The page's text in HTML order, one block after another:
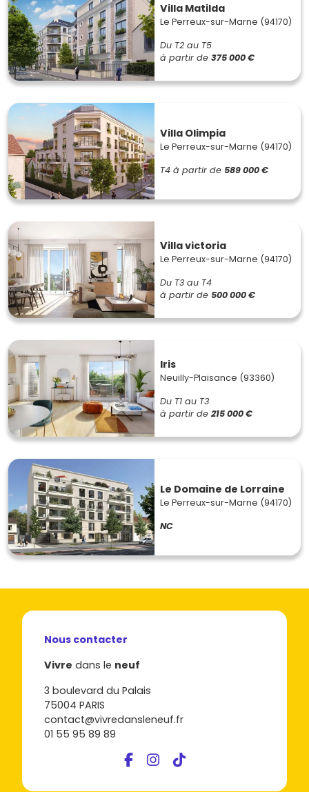
Villa Matilda
Le Perreux-sur-Marne (94170)
Du T2 au T5
à partir de 375 000 €
Villa Olimpia
Le Perreux-sur-Marne (94170)
T4 à partir de 589 000 €
Villa victoria
Le Perreux-sur-Marne (94170)
Du T3 au T4
à partir de 500 000 €
Iris
Neuilly-Plaisance (93360)
Du T1 au T3
à partir de 215 000 €
Le Domaine de Lorraine
Le Perreux-sur-Marne (94170)
NC
Nous contacter
Vivre dans le neuf
3 boulevard du Palais
75004 PARIS
contact@vivredansleneuf.fr
01 55 95 89 89